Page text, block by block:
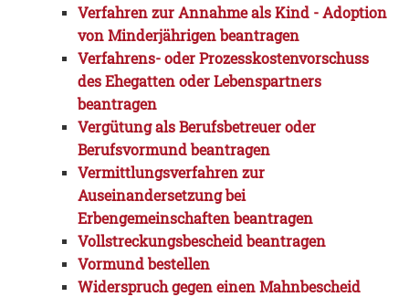
Verfahren zur Annahme als Kind - Adoption
von Minderjährigen beantragen
Verfahrens- oder Prozesskostenvorschuss
des Ehegatten oder Lebenspartners
beantragen
Vergütung als Berufsbetreuer oder
Berufsvormund beantragen
Vermittlungsverfahren zur
Auseinandersetzung bei
Erbengemeinschaften beantragen
Vollstreckungsbescheid beantragen
Vormund bestellen
Widerspruch gegen einen Mahnbescheid